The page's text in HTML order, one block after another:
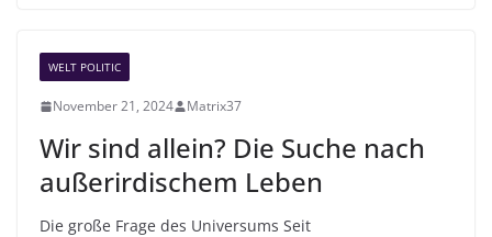
WELT POLITIC
November 21, 2024 Matrix37
Wir sind allein? Die Suche nach
außerirdischem Leben
Die große Frage des Universums Seit